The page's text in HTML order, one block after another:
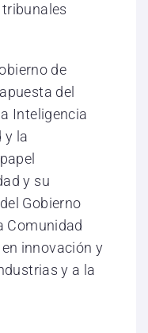
de
del
Inteligencia
y la
y su
Gobierno
Comunidad
innovación y
y a la